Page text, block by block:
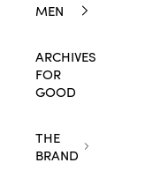
MEN
ARCHIVES
FOR
GOOD
THE
BRAND